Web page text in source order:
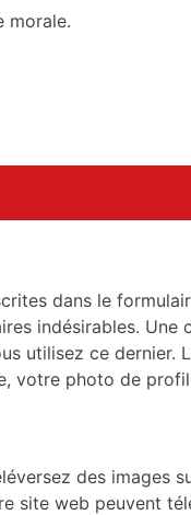
morale.
dans le
indésirables.
utilisez ce
photo de
des images
site web peuvent